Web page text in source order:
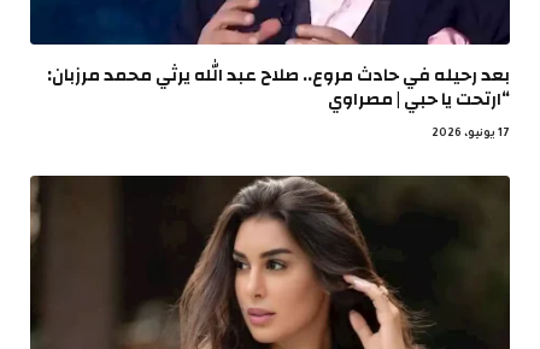
بعد رحيله في حادث مروع.. صلاح عبد الله يرثي محمد مرزبان:
“ارتحت يا حبي | مصراوي
17 يونيو، 2026